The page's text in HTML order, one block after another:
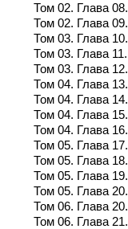
Том 02. Глава 08.
Том 02. Глава 09.
Том 03. Глава 10.
Том 03. Глава 11.
Том 03. Глава 12.
Том 04. Глава 13.
Том 04. Глава 14.
Том 04. Глава 15.
Том 04. Глава 16.
Том 05. Глава 17.
Том 05. Глава 18.
Том 05. Глава 19.
Том 05. Глава 20.
Том 06. Глава 20.
Том 06. Глава 21.